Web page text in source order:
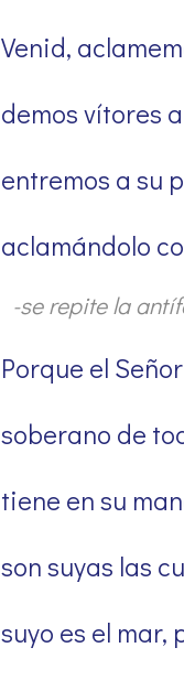
Venid,
demos vítores
entremos a su
aclamándolo
-se repite la
Porque el
soberano de
tiene en su
son suyas las
suyo es el mar,